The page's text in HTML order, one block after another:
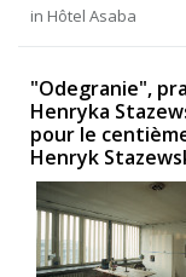
in Hôtel Asaba
"Odegranie",
Henryka
pour le
Henryk